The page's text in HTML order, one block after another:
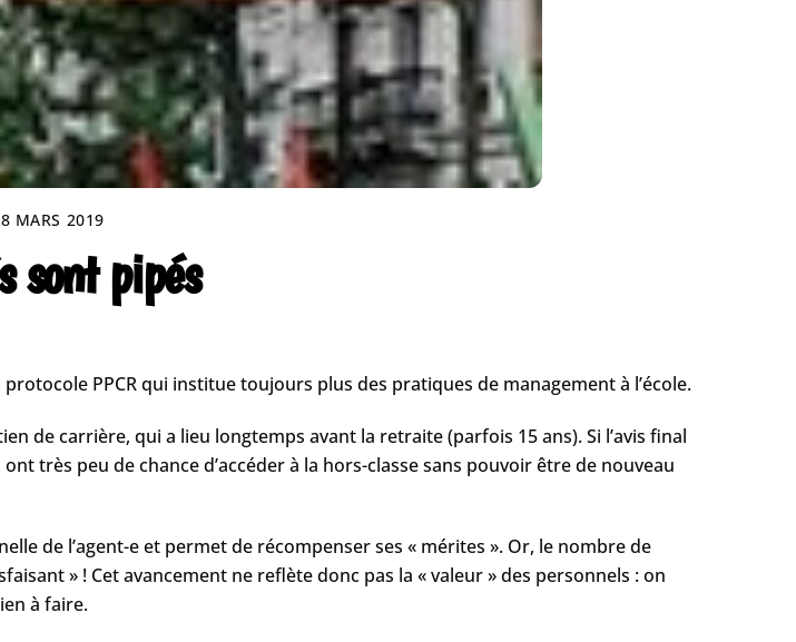
MARS 2019
sont pipés
PPCR qui institue toujours plus des pratiques de management à l’école.
de carrière, qui a lieu longtemps avant la retraite (parfois 15 ans). Si l’avis final
très peu de chance d’accéder à la hors-classe sans pouvoir être de nouveau
de l’agent-e et permet de récompenser ses « mérites ». Or, le nombre de
» ! Cet avancement ne reflète donc pas la « valeur » des personnels : on
à faire.